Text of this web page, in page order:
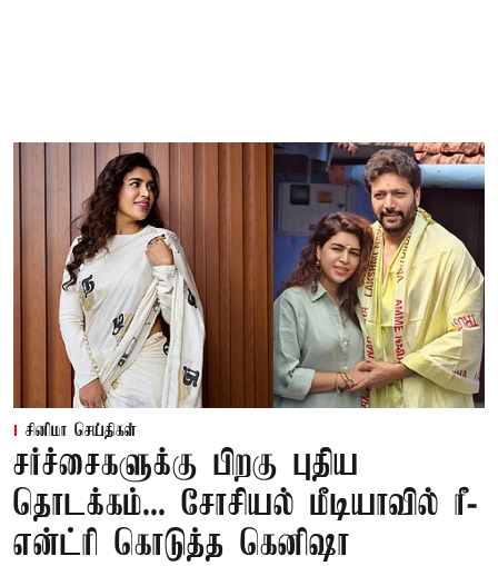
சினிமா செய்திகள்
சர்ச்சைகளுக்கு பிறகு புதிய
தொடக்கம்... சோசியல் மீடியாவில் ரீ-
என்ட்ரி கொடுத்த கெனிஷா